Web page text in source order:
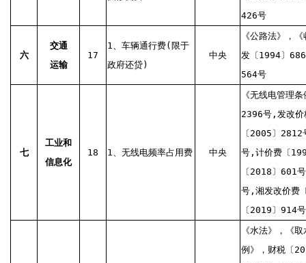
426号
六
交通
运输
17
1、车辆通行费(限于
政府还贷)
中央
《公路法》，
发〔1994〕
564号
七
工业和
信息化
18 1、无线电频率占用费 中央
《无线电管理
2396号,发改
〔2005〕
号,计价费〔
〔2018〕601
号,湘发改价费
〔2019〕914号
《水法》，《
例》，财税〔